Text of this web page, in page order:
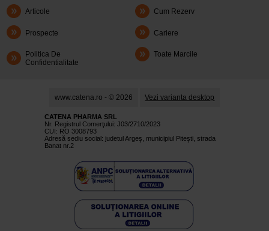
Articole Cum Rezerv
Prospecte Cariere
Politica De
Confidentialitate
Toate Marcile
www.catena.ro - © 2026 Vezi varianta desktop
CATENA PHARMA SRL
Nr. Registrul Comerţului: J03/2710/2023
CUI: RO 3008793
Adresă sediu social: judetul Argeş, municipiul Piteşti, strada
Banat nr.2